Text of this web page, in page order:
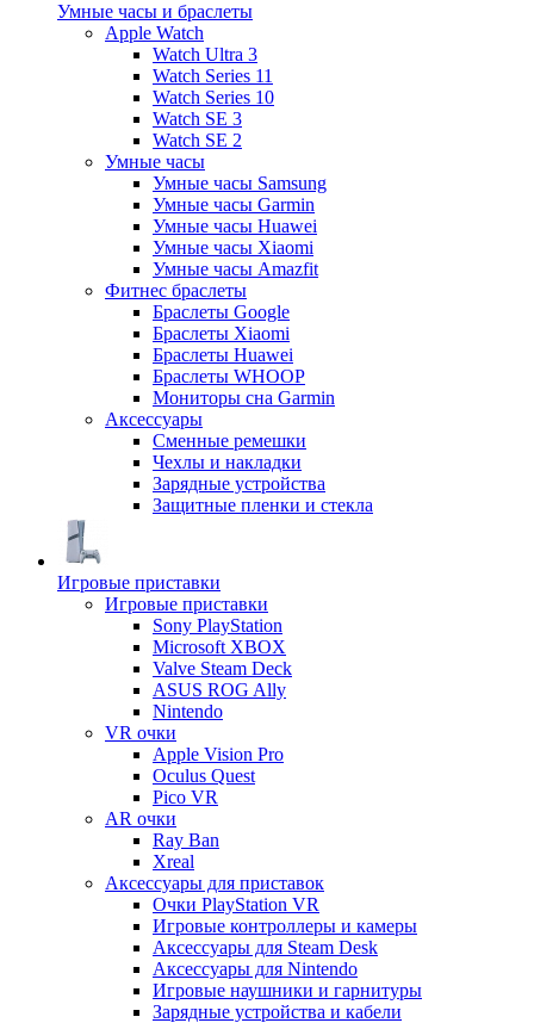
Умные часы и браслеты
Apple Watch
Watch Ultra 3
Watch Series 11
Watch Series 10
Watch SE 3
Watch SE 2
Умные часы
Умные часы Samsung
Умные часы Garmin
Умные часы Huawei
Умные часы Xiaomi
Умные часы Amazfit
Фитнес браслеты
Браслеты Google
Браслеты Xiaomi
Браслеты Huawei
Браслеты WHOOP
Мониторы сна Garmin
Аксессуары
Сменные ремешки
Чехлы и накладки
Зарядные устройства
Защитные пленки и стекла
Игровые приставки
Игровые приставки
Sony PlayStation
Microsoft XBOX
Valve Steam Deck
ASUS ROG Ally
Nintendo
VR очки
Apple Vision Pro
Oculus Quest
Pico VR
AR очки
Ray Ban
Xreal
Аксессуары для приставок
Очки PlayStation VR
Игровые контроллеры и камеры
Аксессуары для Steam Desk
Аксессуары для Nintendo
Игровые наушники и гарнитуры
Зарядные устройства и кабели